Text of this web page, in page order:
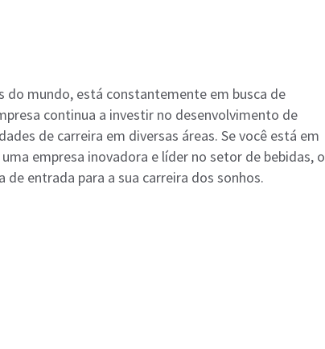
do mundo, está constantemente em busca de
continua a investir no desenvolvimento de
de carreira em diversas áreas. Se você está em
empresa inovadora e líder no setor de bebidas, o
de entrada para a sua carreira dos sonhos.